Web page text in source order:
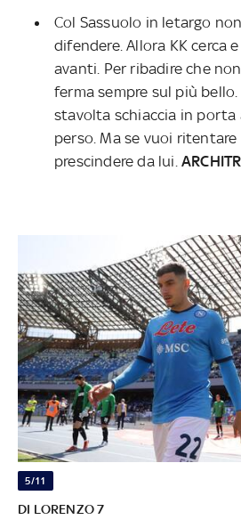
Col Sassuolo in letargo
difendere. Allora KK cerca
avanti. Per ribadire che
ferma sempre sul più
stavolta schiaccia in porta
perso. Ma se vuoi
prescindere da lui.
5/11
DI LORENZO 7